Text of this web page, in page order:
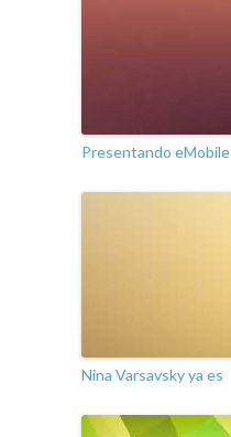
Presentando eMobile
Nina Varsavsky ya es